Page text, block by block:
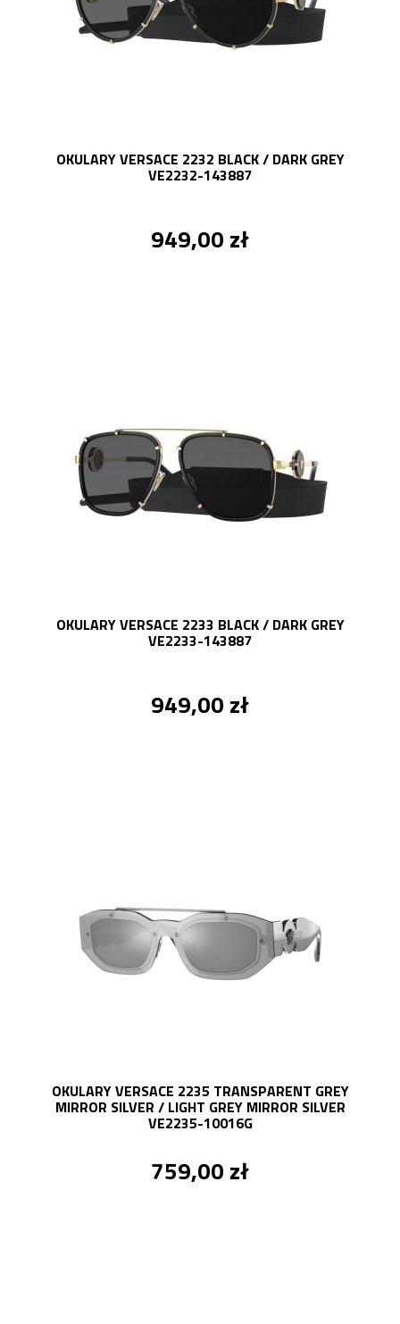
OKULARY VERSACE 2232 BLACK / DARK GREY
VE2232-143887
949,00 zł
OKULARY VERSACE 2233 BLACK / DARK GREY
VE2233-143887
949,00 zł
OKULARY VERSACE 2235 TRANSPARENT GREY
MIRROR SILVER / LIGHT GREY MIRROR SILVER
VE2235-10016G
759,00 zł